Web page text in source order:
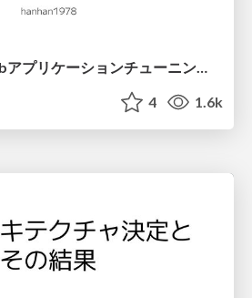
Laravelで学ぶ Webアプリケーションチューニング入門/web_application_tuning_101
4 1.6k